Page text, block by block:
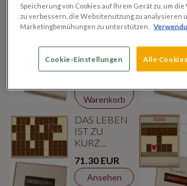
BITTE
VERZEIH
MIR
32.90 EUR
Zum
Warenkorb
DAS LEBEN
IST ZU
KURZ...
71.30 EUR
Ansehen
Speicherung von Cookies auf Ihrem Gerät zu, um
zu verbessern, die Websitenutzung zu analysieren
Marketingbemühungen zu unterstützen.
Cookie-Einstellungen Alle